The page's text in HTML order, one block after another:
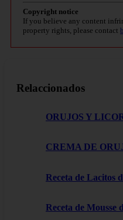
Copyright notice
If you believe any content
property rights, please contact
Relaccionados
ORUJOS Y
CREMA DE
Receta de Lacitos
Receta de Mousse